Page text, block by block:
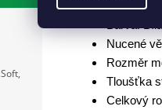
Nucené
Rozměr
Tloušťka
Celkový